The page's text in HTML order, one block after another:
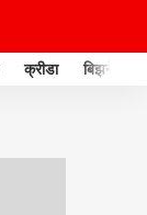
क्रीडा बिझनेस